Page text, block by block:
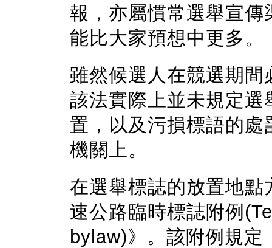
報，亦屬慣常選舉宣
能比大家預想中更多。
雖然候選人在競選期
該法實際上並未規定
置，以及污損標語的
機關上。
在選舉標誌的放置地
速公路臨時標誌附例
bylaw)》。該附例規